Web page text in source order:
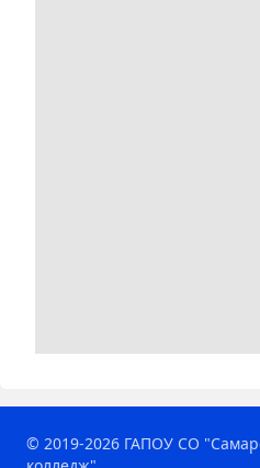
© 2019-2026 ГАПОУ СО